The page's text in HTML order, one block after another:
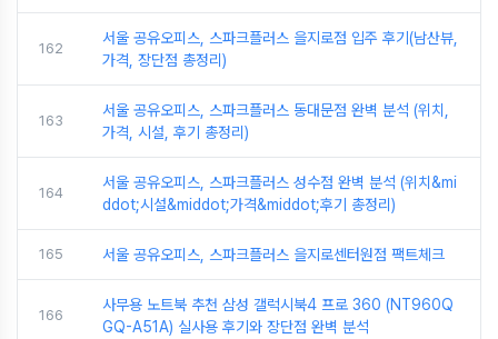
162
서울 공유오피스, 스파크플러스 을지로점 입주 후기(남산뷰,
가격, 장단점 총정리)
163
서울 공유오피스, 스파크플러스 동대문점 완벽 분석 (위치,
가격, 시설, 후기 총정리)
164
서울 공유오피스, 스파크플러스 성수점 완벽 분석 (위치&mi
ddot;시설&middot;가격&middot;후기 총정리)
165 서울 공유오피스, 스파크플러스 을지로센터원점 팩트체크
166
사무용 노트북 추천 삼성 갤럭시북4 프로 360 (NT960Q
GQ-A51A) 실사용 후기와 장단점 완벽 분석